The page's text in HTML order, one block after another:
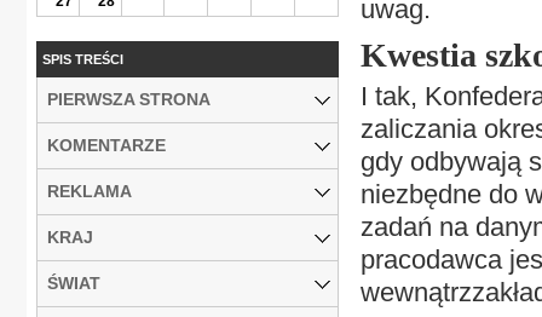
uwag.
Kwestia
I tak,
zaliczania
gdy odbywają
niezbędne do
zadań na
pracodawca
SPIS TREŚCI
PIERWSZA STRONA
KOMENTARZE
REKLAMA
KRAJ
ŚWIAT